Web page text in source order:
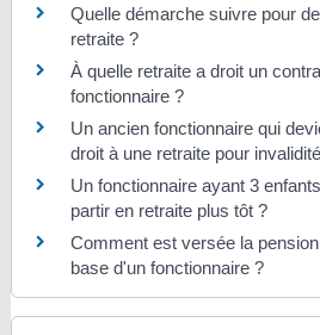
Quelle démarche suivre pour
retraite ?
À quelle retraite a droit un
fonctionnaire ?
Un ancien fonctionnaire qui
droit à une retraite pour
Un fonctionnaire ayant 3
partir en retraite plus tôt ?
Comment est versée la
base d'un fonctionnaire ?